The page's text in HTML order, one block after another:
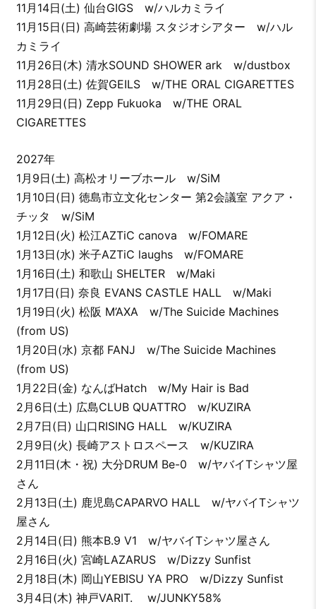
11月14日(土) 仙台GIGS w/ハルカミライ
11月15日(日) 高崎芸術劇場 スタジオシアター w/ハル
カミライ
11月26日(木) 清水SOUND SHOWER ark w/dustbox
11月28日(土) 佐賀GEILS w/THE ORAL CIGARETTES
11月29日(日) Zepp Fukuoka w/THE ORAL
CIGARETTES
2027年
1月9日(土) 高松オリーブホール w/SiM
1月10日(日) 徳島市立文化センター 第2会議室 アクア・
チッタ w/SiM
1月12日(火) 松江AZTiC canova w/FOMARE
1月13日(水) 米子AZTiC laughs w/FOMARE
1月16日(土) 和歌山 SHELTER w/Maki
1月17日(日) 奈良 EVANS CASTLE HALL w/Maki
1月19日(火) 松阪 M’AXA w/The Suicide Machines
(from US)
1月20日(水) 京都 FANJ w/The Suicide Machines
(from US)
1月22日(金) なんばHatch w/My Hair is Bad
2月6日(土) 広島CLUB QUATTRO w/KUZIRA
2月7日(日) 山口RISING HALL w/KUZIRA
2月9日(火) 長崎アストロスペース w/KUZIRA
2月11日(木・祝) 大分DRUM Be-0 w/ヤバイTシャツ屋
さん
2月13日(土) 鹿児島CAPARVO HALL w/ヤバイTシャツ
屋さん
2月14日(日) 熊本B.9 V1 w/ヤバイTシャツ屋さん
2月16日(火) 宮崎LAZARUS w/Dizzy Sunfist
2月18日(木) 岡山YEBISU YA PRO w/Dizzy Sunfist
3月4日(木) 神戸VARIT. w/JUNKY58%